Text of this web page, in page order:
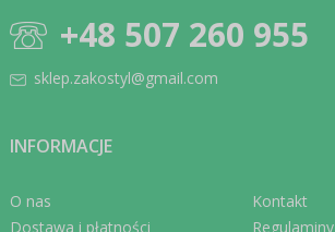
+48 507 260 955
sklep.zakostyl@gmail.com
INFORMACJE
O nas
Dostawa i płatności
Kontakt
Regulaminy